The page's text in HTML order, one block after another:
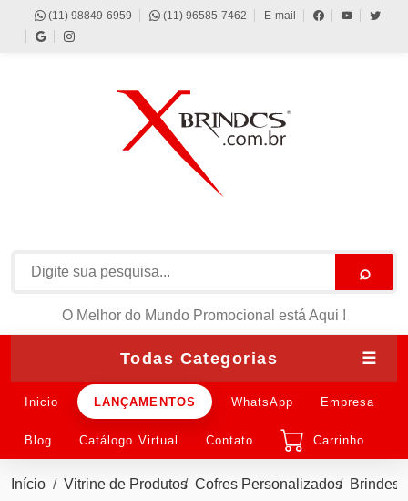
(11) 98849-6959 (11) 96585-7462 E-mail
⌕
O Melhor do Mundo Promocional está Aqui !
Todas Categorias ☰
Inicio LANÇAMENTOS WhatsApp Empresa
Blog Catálogo Virtual Contato Carrinho
Início Vitrine de Produtos Cofres Personalizados Brindes